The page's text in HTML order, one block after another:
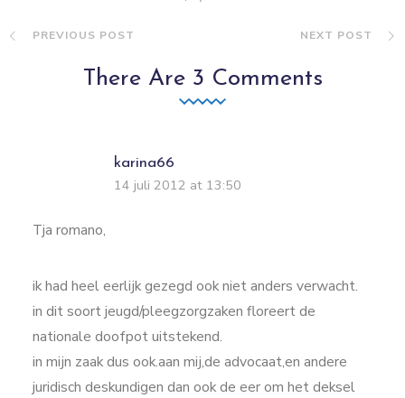
PREVIOUS POST NEXT POST
There Are 3 Comments
karina66
14 juli 2012 at 13:50
Tja romano,
ik had heel eerlijk gezegd ook niet anders verwacht.
in dit soort jeugd/pleegzorgzaken floreert de
nationale doofpot uitstekend.
in mijn zaak dus ook.aan mij,de advocaat,en andere
juridisch deskundigen dan ook de eer om het deksel